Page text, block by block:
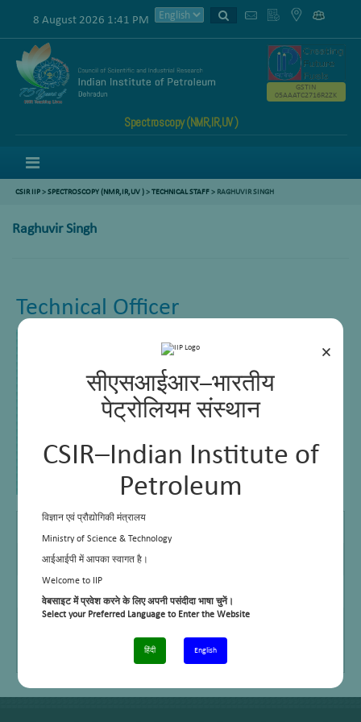
×
सीएसआईआर–भारतीय
पेट्रोलियम संस्थान
CSIR–Indian Institute of
Petroleum
विज्ञान एवं प्रौद्योगिकी मंत्रालय
Ministry of Science & Technology
आईआईपी में आपका स्वागत है।
Welcome to IIP
वेबसाइट में प्रवेश करने के लिए अपनी पसंदीदा भाषा चुनें।
Select your Preferred Language to Enter the Website
हिंदी English
8 August 2026 1:41 PM
Spectroscopy (NMR,IR,UV )
GSTIN
05AAATC2716R2ZK
CSIR IIP>SPECTROSCOPY (NMR,IR,UV )>TECHNICAL STAFF> RAGHUVIR SINGH
Raghuvir Singh
Technical Officer
2003, M D S University, Ajmer
E Mail
Telephone No. +91 – 1352525910
+91 – 8954674158